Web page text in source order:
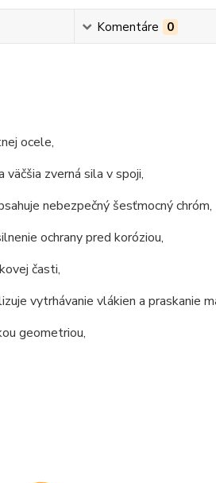
Komentáre 0
ocele,
zverná sila v spoji,
nebezpečný šesťmocný chróm,
ochrany pred koróziou,
časti,
vytrhávanie vlákien a praskanie
geometriou,